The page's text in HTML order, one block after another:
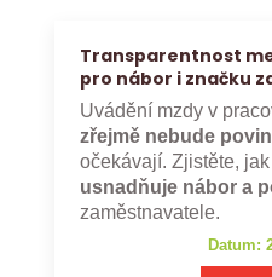
Transparentnost
pro nábor i značku
Uvádění mzdy v
zřejmě nebude
očekávají. Zjistěte,
usnadňuje nábor a
zaměstnavatele.
Datum: